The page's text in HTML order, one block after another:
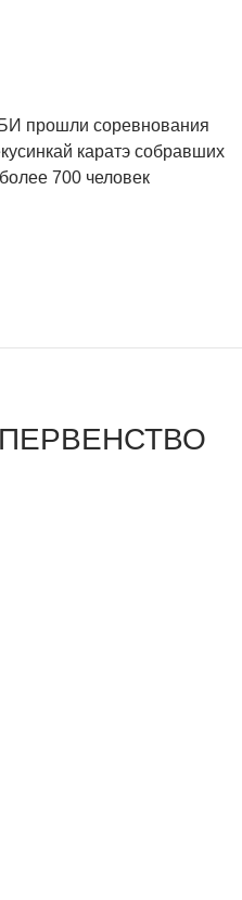
прошли соревнования
каратэ собравших
700 человек